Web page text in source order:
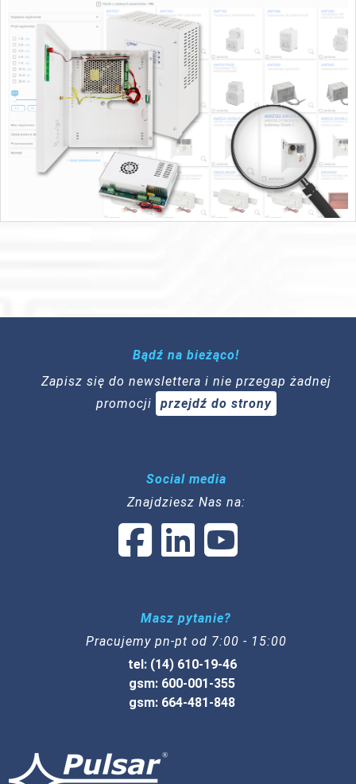
Bądź na bieżąco!
Zapisz się do newslettera i nie przegap żadnej
promocji
przejdź do strony
Social media
Znajdziesz Nas na:
Masz pytanie?
Pracujemy pn-pt od 7:00 - 15:00
tel: (14) 610-19-46
gsm: 600-001-355
gsm: 664-481-848